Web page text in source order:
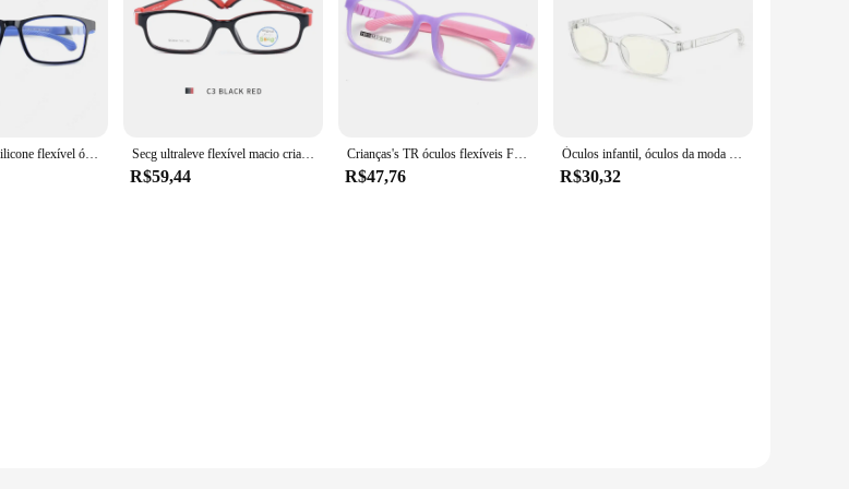
Nova praça de silicone flexível óptica crianças óculos crianças meninos meninas computador óculos proteção ultra leve quadro Secg ultraleve flexível macio crianças quadro crianças óculos de armação de óculos ópticos para visão óculos lunettes de vue enfant
R$59,44
Crianças's TR óculos flexíveis Frames, Optical, Ambliopia, Meninos, Meninas, Crianças, Miopia
R$47,76
Óculos infantil, óculos da moda com filtro de luz azul, anti-reflexo, armação óptica transparente tr90 para meninos e meninas
R$30,32